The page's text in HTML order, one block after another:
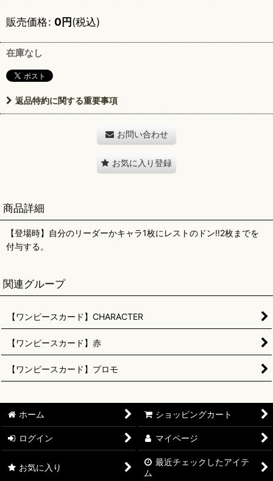
販売価格: 0円(税込)
在庫なし
返品特約に関する重要事項
お問い合わせ
お気に入り登録
商品詳細
【登場時】自分のリーダーかキャラ1枚にレストのドン!!2枚までを
付与する。
関連グループ
【ワンピースカード】CHARACTER
【ワンピースカード】赤
【ワンピースカード】プロモ
ホーム ショッピングカート
ログイン マイページ
お気に入り
最近チェックしたアイテ
ム